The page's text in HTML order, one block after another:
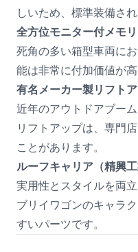
しいため、標準装備さ
全方位モニター付メモ
死角の多い箱型車両に
能は非常に付加価値が高
有名メーカー製リフト
近年のアウトドアブー
リフトアップは、専門
ことがあります。
ルーフキャリア（精興工
実用性とスタイルを両
ブリイワゴンのキャラ
すいパーツです。